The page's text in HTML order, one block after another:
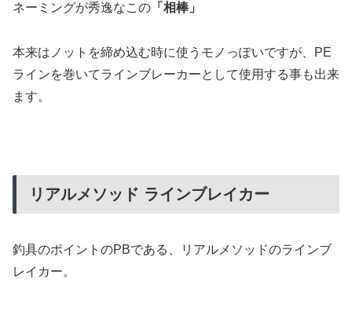
ネーミングが秀逸なこの 「相棒」
本来はノットを締め込む時に使うモノっぽいですが、PE
ラインを巻いてラインブレーカーとして使用する事も出来
ます。
リアルメソッド ラインブレイカー
釣具のポイントのPBである、リアルメソッドのラインブ
レイカー。